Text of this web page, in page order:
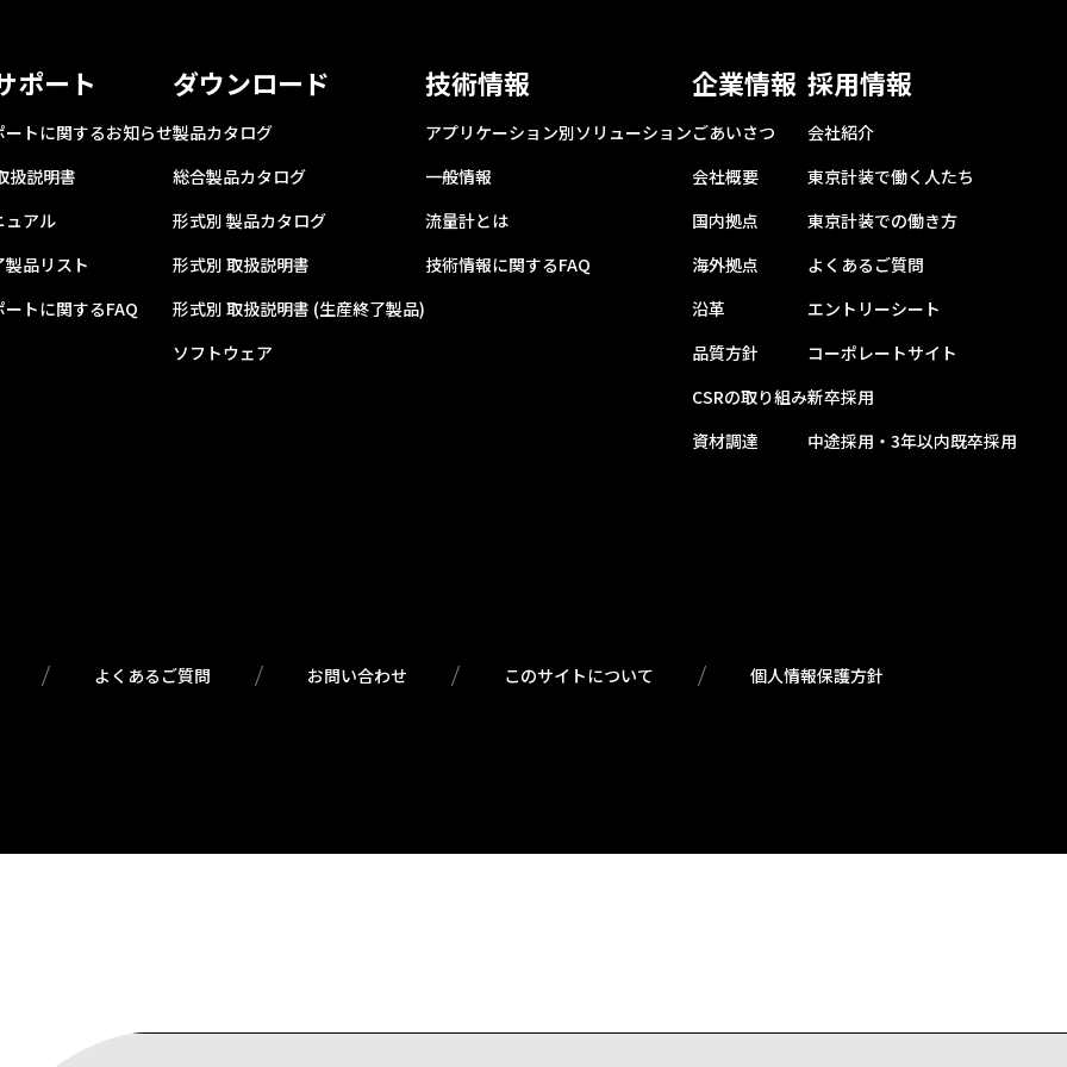
ポート
ートに関するお知らせ
扱説明書
ュアル
品リスト
トに関するFAQ
ダウンロード
製品カタログ
総合製品カタログ
形式別 製品カタログ
形式別 取扱説明書
形式別 取扱説明書 (生産終了製品)
ソフトウェア
技術情報
アプリケーション別ソリューション
一般情報
流量計とは
技術情報に関するFAQ
企業情報
ごあいさつ
会社概要
国内拠点
海外拠点
沿革
品質方針
CSRの取り組み
資材調達
採用情報
会社紹介
東京計装で働く人たち
東京計装での働き方
よくあるご質問
エントリーシート
コーポレートサイト
新卒採用
中途採用・3年以内既卒採用
よくあるご質問 お問い合わせ このサイトについて 個人情報保護方針